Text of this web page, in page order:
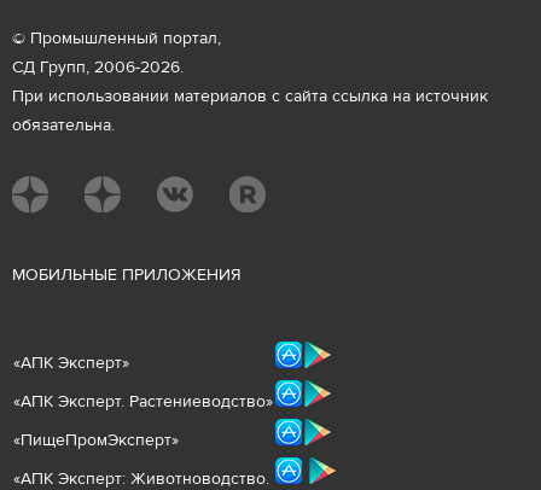
© Промышленный портал,
СД Групп, 2006-2026.
При использовании материалов с сайта ссылка на источник
обязательна.
МОБИЛЬНЫЕ ПРИЛОЖЕНИЯ
«АПК Эксперт»
«АПК Эксперт. Растениеводство»
«ПищеПромЭксперт»
«АПК Эксперт: Животноводство.